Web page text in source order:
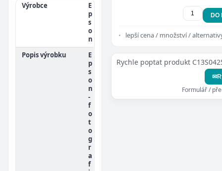
Výrobce
E
p
s
o
n
Popis výrobku
E
p
s
o
n
-
f
o
t
o
g
r
a
f
DO
lepší cena / množství /
Rychle poptat produkt
✉
Formulář /